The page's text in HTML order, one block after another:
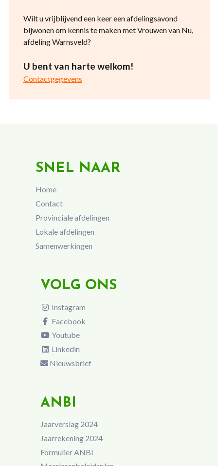
Wilt u vrijblijvend een keer een afdelingsavond
bijwonen om kennis te maken met Vrouwen van Nu,
afdeling Warnsveld?
U bent van harte welkom!
Contactgegevens
SNEL NAAR
Home
Contact
Provinciale afdelingen
Lokale afdelingen
Samenwerkingen
VOLG ONS
Instagram
Facebook
Youtube
Linkedin
Nieuwsbrief
ANBI
Jaarverslag 2024
Jaarrekening 2024
Formulier ANBI